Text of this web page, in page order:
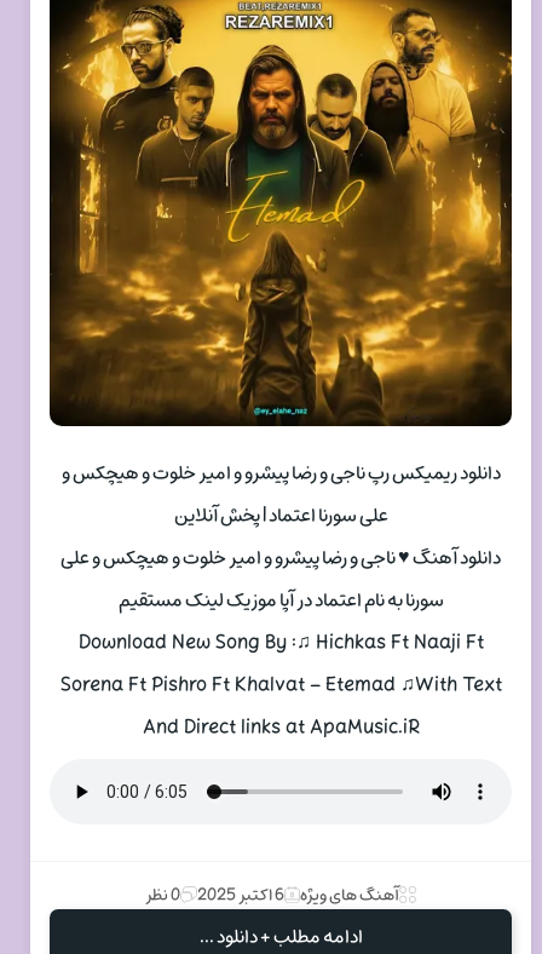
دانلود ریمیکس رپ ناجی و رضا پیشرو و امیر خلوت و هیچکس و
علی سورنا اعتماد | پخش آنلاین
دانلود آهنگ ♥ ناجی و رضا پیشرو و امیر خلوت و هیچکس و علی
سورنا به نام اعتماد در آپا موزیک لینک مستقیم
Download New Song By :♫ Hichkas Ft Naaji Ft
Sorena Ft Pishro Ft Khalvat – Etemad ♫With Text
And Direct links at ApaMusic.iR
آهنگ های ویژه 6 اکتبر 2025 0 نظر
ادامه مطلب + دانلود ...